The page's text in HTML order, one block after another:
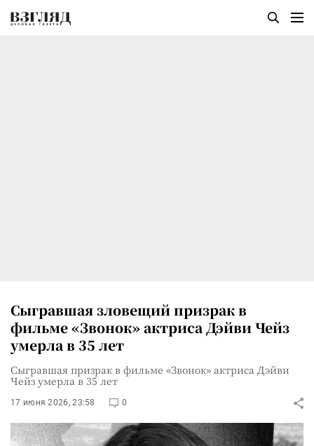
Сыгравшая зловещий призрак в
фильме «Звонок» актриса Дэйви Чейз
умерла в 35 лет
Сыгравшая призрак в фильме «Звонок» актриса Дэйви
Чейз умерла в 35 лет
17 июня 2026, 23:58 0